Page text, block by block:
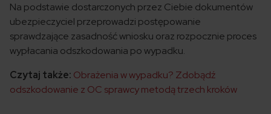
Na podstawie dostarczonych przez Ciebie dokumentów
ubezpieczyciel przeprowadzi postępowanie
sprawdzające zasadność wniosku oraz rozpocznie proces
wypłacania odszkodowania po wypadku.
Czytaj także: Obrażenia w wypadku? Zdobądź
odszkodowanie z OC sprawcy metodą trzech kroków